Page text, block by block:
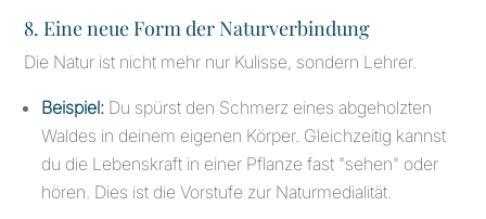
8. Eine neue Form der Naturverbindung
Die Natur ist nicht mehr nur Kulisse, sondern Lehrer.
Beispiel: Du spürst den Schmerz eines abgeholzten
Waldes in deinem eigenen Körper. Gleichzeitig kannst
du die Lebenskraft in einer Pflanze fast "sehen" oder
hören. Dies ist die Vorstufe zur Naturmedialität.